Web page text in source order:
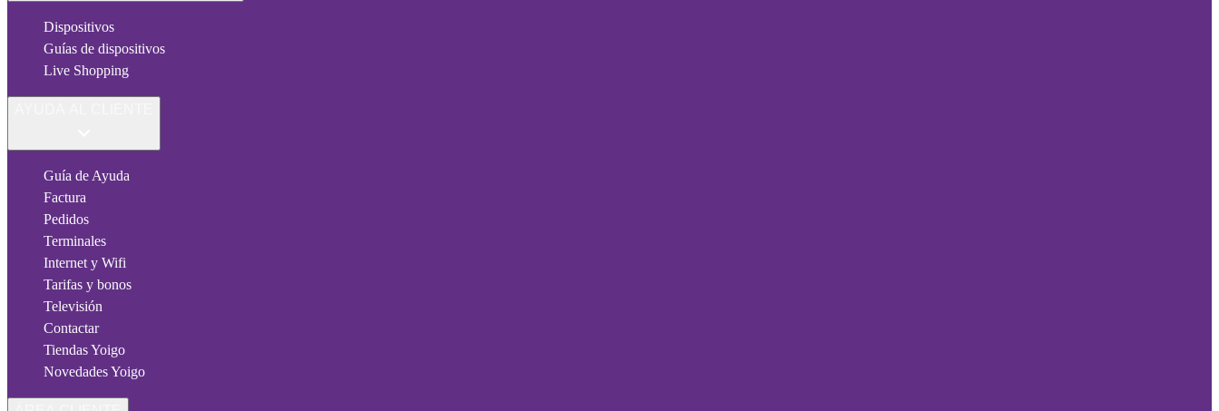
Dispositivos
Guías de dispositivos
Live Shopping
Guía de Ayuda
Factura
Pedidos
Terminales
Internet y Wifi
Tarifas y bonos
Televisión
Contactar
Tiendas Yoigo
Novedades Yoigo